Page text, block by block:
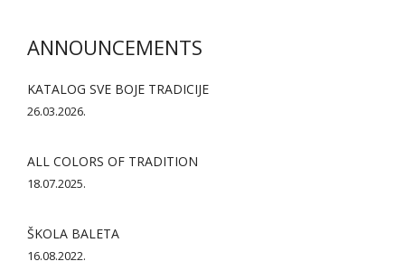
ANNOUNCEMENTS
KATALOG SVE BOJE TRADICIJE
26.03.2026.
ALL COLORS OF TRADITION
18.07.2025.
ŠKOLA BALETA
16.08.2022.